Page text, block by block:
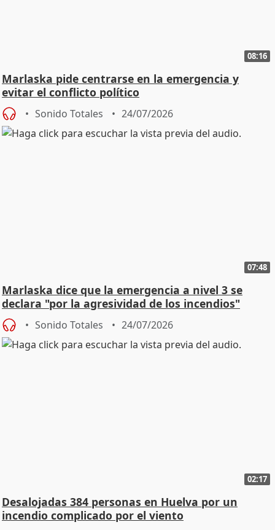
08:16
Marlaska pide centrarse en la emergencia y
evitar el conflicto político
Sonido Totales 24/07/2026
07:48
Marlaska dice que la emergencia a nivel 3 se
declara "por la agresividad de los incendios"
Sonido Totales 24/07/2026
02:17
Desalojadas 384 personas en Huelva por un
incendio complicado por el viento